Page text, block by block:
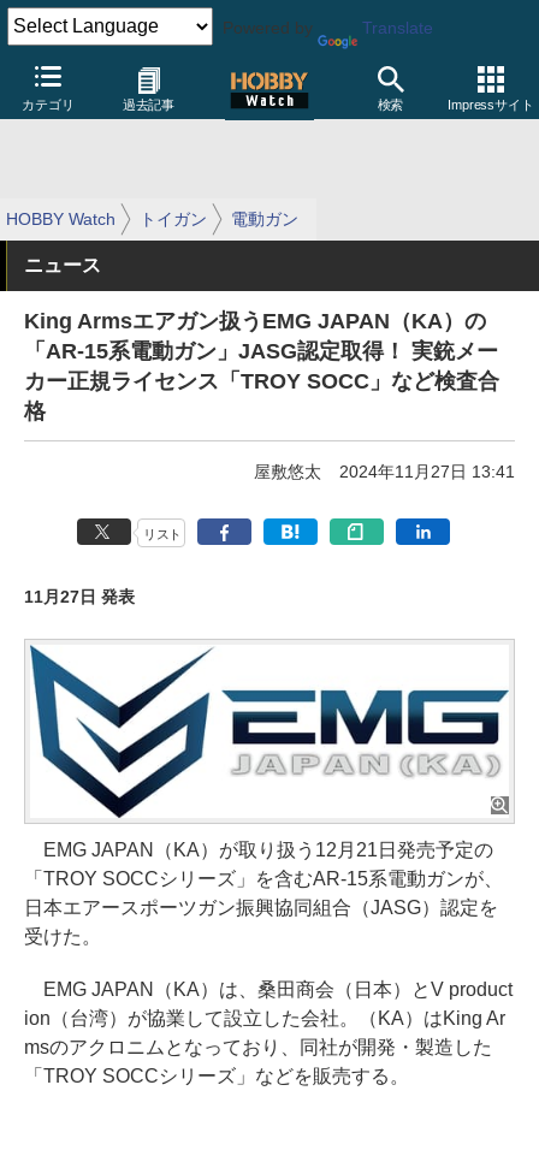
Powered by Translate
カテゴリ 過去記事 検索 Impressサイト
HOBBY Watch トイガン 電動ガン
ニュース
King Armsエアガン扱うEMG JAPAN（KA）の
「AR-15系電動ガン」JASG認定取得！ 実銃メー
カー正規ライセンス「TROY SOCC」など検査合
格
屋敷悠太 2024年11月27日 13:41
リスト
11月27日 発表
EMG JAPAN（KA）が取り扱う12月21日発売予定の
「TROY SOCCシリーズ」を含むAR-15系電動ガンが、
日本エアースポーツガン振興協同組合（JASG）認定を
受けた。
EMG JAPAN（KA）は、桑田商会（日本）とV product
ion（台湾）が協業して設立した会社。（KA）はKing Ar
msのアクロニムとなっており、同社が開発・製造した
「TROY SOCCシリーズ」などを販売する。